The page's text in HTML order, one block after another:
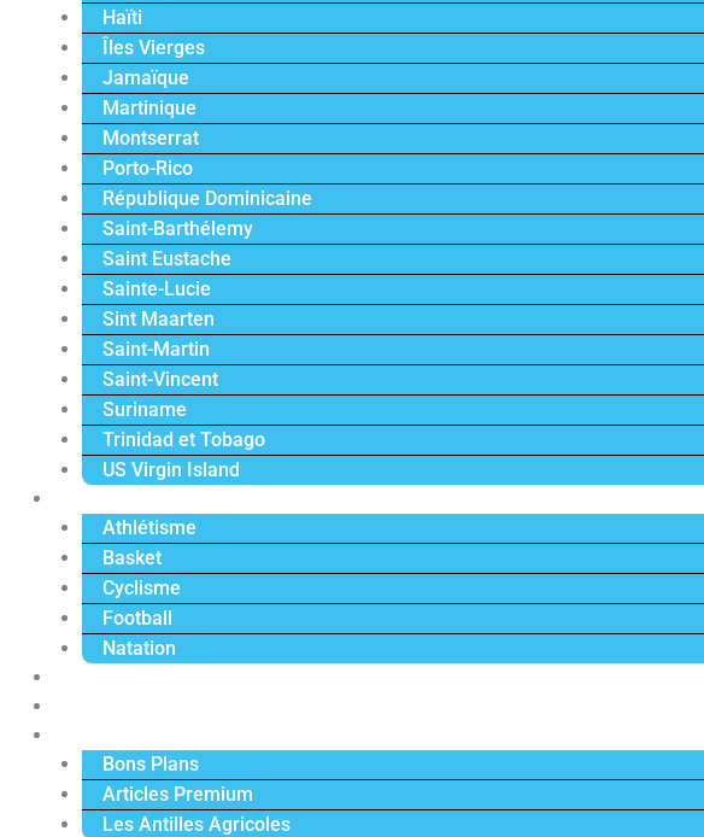
Haïti
Îles Vierges
Jamaïque
Martinique
Montserrat
Porto-Rico
République Dominicaine
Saint-Barthélemy
Saint Eustache
Sainte-Lucie
Sint Maarten
Saint-Martin
Saint-Vincent
Suriname
Trinidad et Tobago
US Virgin Island
Athlétisme
Basket
Cyclisme
Football
Natation
Bons Plans
Articles Premium
Les Antilles Agricoles